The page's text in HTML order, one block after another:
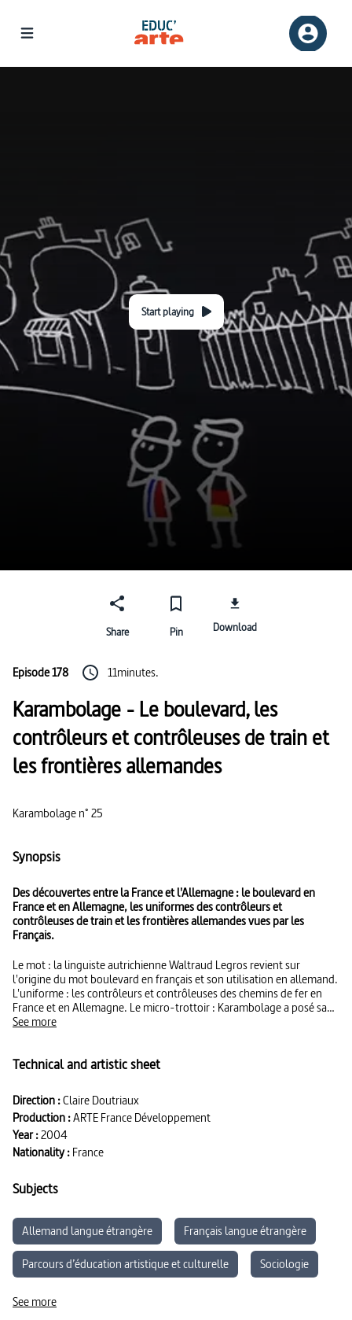
Start playing
Share Pin Download
Episode 178 11minutes.
Karambolage - Le boulevard, les
contrôleurs et contrôleuses de train et
les frontières allemandes
Karambolage n° 25
Synopsis
Des découvertes entre la France et l'Allemagne : le boulevard en
France et en Allemagne, les uniformes des contrôleurs et
contrôleuses de train et les frontières allemandes vues par les
Français.
Le mot : la linguiste autrichienne Waltraud Legros revient sur
l'origine du mot boulevard en français et son utilisation en allemand.
L'uniforme : les contrôleurs et contrôleuses des chemins de fer en
France et en Allemagne. Le micro-trottoir : Karambolage a posé sa
caméra dans un grand parc parisien pour demander aux passants le
See more
Technical and artistic sheet
Direction :Claire Doutriaux
Production :ARTE France Développement
Year :2004
Nationality :France
Subjects
Allemand langue étrangère
Français langue étrangère
Parcours d’éducation artistique et culturelle
Sociologie
Géographie
See more